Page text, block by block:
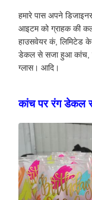
हमारे पास अपने
आइटम को ग्राहक की
हाउसवेयर कं, लिमिटेड
डेकल से सजा हुआ कांच,
ग्लास। आदि।
कांच पर रंग डेकल